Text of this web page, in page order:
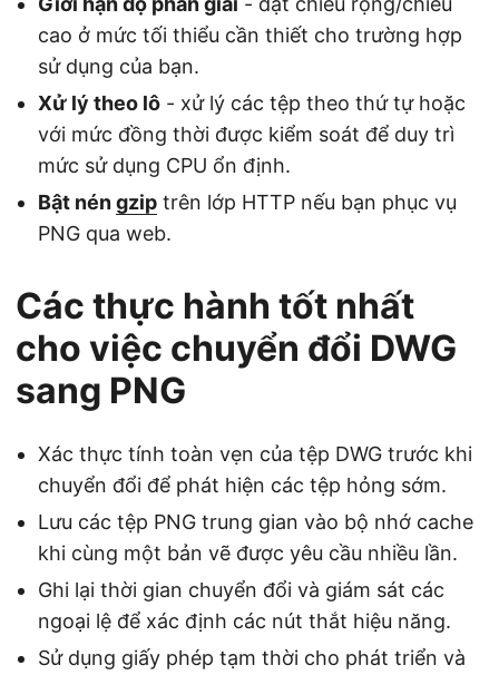
cao ở mức tối thiểu cần thiết cho trường hợp
sử dụng của bạn.
Xử lý theo lô - xử lý các tệp theo thứ tự hoặc
với mức đồng thời được kiểm soát để duy trì
mức sử dụng CPU ổn định.
Bật néngzip trên lớp HTTP nếu bạn phục vụ
PNG qua web.
Các thực hành tốt nhất
cho việc chuyển đổi DWG
sang PNG
Xác thực tính toàn vẹn của tệp DWG trước khi
chuyển đổi để phát hiện các tệp hỏng sớm.
Lưu các tệp PNG trung gian vào bộ nhớ cache
khi cùng một bản vẽ được yêu cầu nhiều lần.
Ghi lại thời gian chuyển đổi và giám sát các
ngoại lệ để xác định các nút thắt hiệu năng.
Sử dụng giấy phép tạm thời cho phát triển và